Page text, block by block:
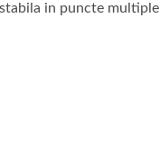
in puncte multiple